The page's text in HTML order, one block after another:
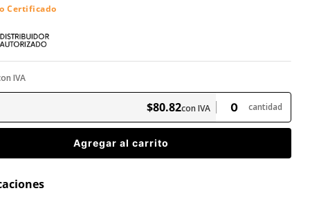
Certificado
IVA
$80.82con IVA cantidad
Agregar al carrito